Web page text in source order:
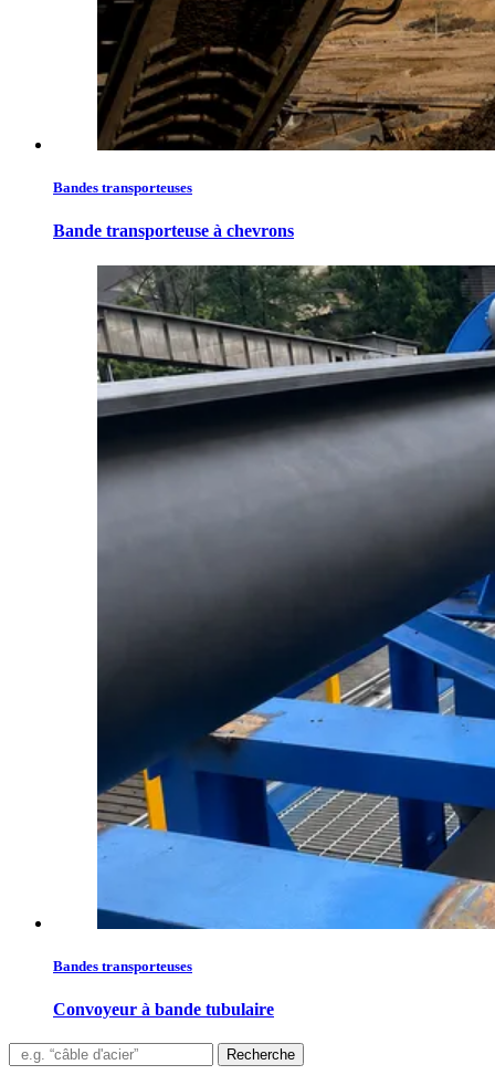
Bandes transporteuses
Bande transporteuse à chevrons
Bandes transporteuses
Convoyeur à bande tubulaire
Recherche